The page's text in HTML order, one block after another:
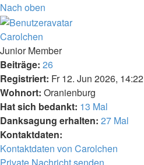
Nach oben
Carolchen
Junior Member
Beiträge: 26
Registriert: Fr 12. Jun 2026, 14:22
Wohnort: Oranienburg
Hat sich bedankt: 13 Mal
Danksagung erhalten: 27 Mal
Kontaktdaten:
Kontaktdaten von Carolchen
Private Nachricht senden